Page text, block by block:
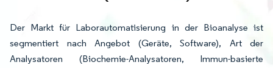
Der Markt für Laborautomatisierung in der Bioanalyse ist
segmentiert nach Angebot (Geräte, Software), Art der
Analysatoren (Biochemie-Analysatoren, Immun-basierte